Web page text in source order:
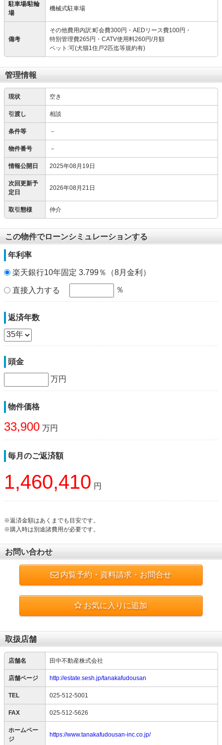
駐車場/駐輪
場
機械式駐車場
備考
その他費用内訳:町会費300円・AEDリース費100円・
特別管理費265円・CATV使用料260円/月額
ペット:可(犬猫1住戸2匹迄等規約有)
管理情報
現状 空き
引渡し 相談
条件等 －
物件番号 －
情報公開日 2025年08月19日
次回更新予
定日
2026年08月21日
取引態様 仲介
この物件でローンシミュレーションする
年利率
楽天銀行10年固定 3.799％（8月金利）
直接入力する ％
返済年数
頭金
万円
物件価格
33,900 万円
毎月のご返済額
1,460,410 円
※返済金額はあくまでも目安です。
※購入時は別途諸費用が必要です。
お問い合わせ
内覧予約・資料請求・お問合せ
お気に入りに追加
取扱店舗
店舗名 田中不動産株式会社
店舗ページ http://estate.sesh.jp/tanakafudousan
TEL 025-512-5001
FAX 025-512-5626
ホームペー
ジ
https://www.tanakafudousan-inc.co.jp/